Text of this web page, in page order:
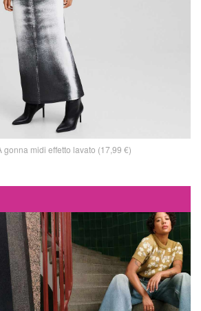
gonna midi effetto lavato (17,99 €)